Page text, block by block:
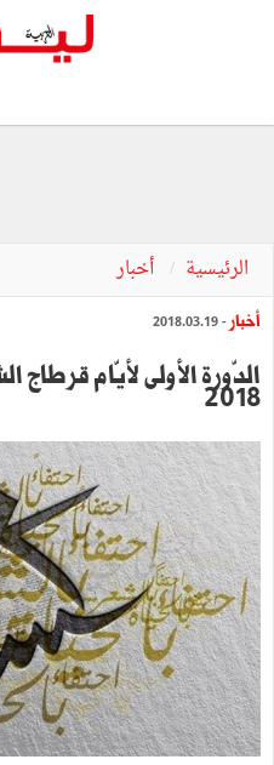
الرئيسية أخبار
أخبار - 2018.03.19
2018